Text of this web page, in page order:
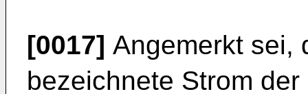
[0017] Angemerkt sei,
bezeichnete Strom